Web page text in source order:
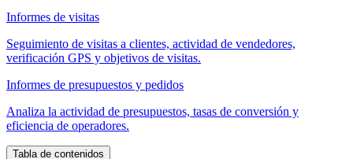
Informes de visitas
Seguimiento de visitas a clientes, actividad de vendedores,
verificación GPS y objetivos de visitas.
Informes de presupuestos y pedidos
Analiza la actividad de presupuestos, tasas de conversión y
eficiencia de operadores.
Tabla de contenidos